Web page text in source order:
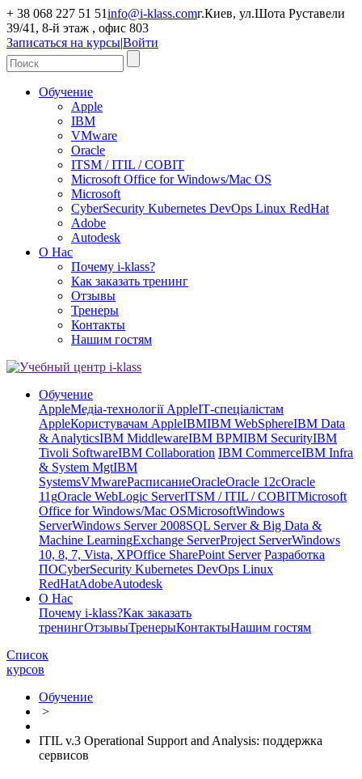
+ 38 068 227 51 51info@i-klass.comг.Киев, ул.Шота Руставели
39/41, 8-й этаж , офис 803
Записаться на курсы|Войти
Обучение
Apple
IBM
VMware
Oracle
ITSM / ITIL / COBIT
Microsoft Office for Windows/Mac OS
Microsoft
CyberSecurity Kubernetes DevOps Linux RedHat
Adobe
Autodesk
О Нас
Почему i-klass?
Как заказать тренинг
Отзывы
Тренеры
Контакты
Нашим гостям
Обучение
AppleМедіа-технології AppleІТ-спеціалістам
AppleКористувачам AppleIBMIBM WebSphereIBM Data
& AnalyticsIBM MiddlewareIBM BPMIBM SecurityIBM
Tivoli SoftwareIBM Collaboration IBM CommerceIBM Infra
& System MgtIBM
SystemsVMwareРасписаниеOracleOracle 12cOracle
11gOracle WebLogic ServerITSM / ITIL / COBITMicrosoft
Office for Windows/Mac OSMicrosoftWindows
ServerWindows Server 2008SQL Server & Big Data &
Machine LearningExchange ServerProject ServerWindows
10, 8, 7, Vista, XPOffice SharePoint Server Разработка
ПОCyberSecurity Kubernetes DevOps Linux
RedHatAdobeAutodesk
О Нас
Почему i-klass?Как заказать
тренингОтзывыТренерыКонтактыНашим гостям
Список
курсов
Обучение
>
ITIL v.3 Operational Support and Analysis: поддержка
сервисов